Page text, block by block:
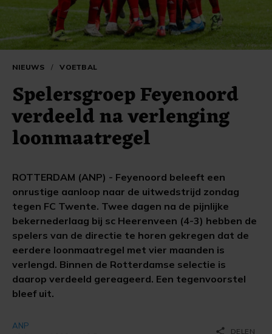
NIEUWS / VOETBAL
Spelersgroep Feyenoord
verdeeld na verlenging
loonmaatregel
ROTTERDAM (ANP) - Feyenoord beleeft een
onrustige aanloop naar de uitwedstrijd zondag
tegen FC Twente. Twee dagen na de pijnlijke
bekernederlaag bij sc Heerenveen (4-3) hebben de
spelers van de directie te horen gekregen dat de
eerdere loonmaatregel met vier maanden is
verlengd. Binnen de Rotterdamse selectie is
daarop verdeeld gereageerd. Een tegenvoorstel
bleef uit.
ANP
share DELEN